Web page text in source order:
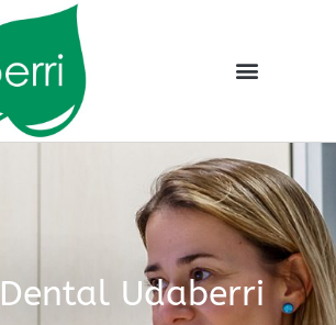
Udaberri